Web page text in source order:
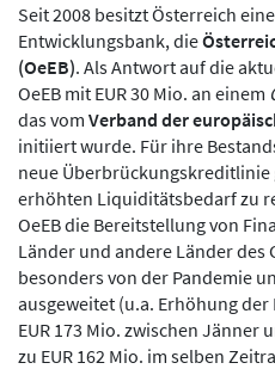
Seit 2008 besitzt Österreich
Entwicklungsbank, die
(OeEB). Als Antwort auf die
OeEB mit EUR 30 Mio. an einem
das vom Verband der
initiiert wurde. Für ihre
neue Überbrückungskreditlinie
erhöhten Liquiditätsbedarf zu
OeEB die Bereitstellung von
Länder und andere Länder des
besonders von der Pandemie
ausgeweitet (u.a. Erhöhung
EUR 173 Mio. zwischen Jänner
zu EUR 162 Mio. im selben